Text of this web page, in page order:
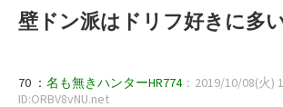
壁ドン派はドリフ好きに多
70 ： 名も無きハンターHR774：2019/10/08(火)
ID:ORBV8vNU.net